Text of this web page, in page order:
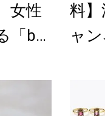
女性
「bor
料
ャ